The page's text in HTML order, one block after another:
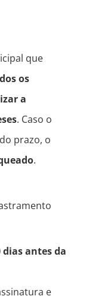
que
os
a
. Caso o
prazo, o
.
dias antes da
e